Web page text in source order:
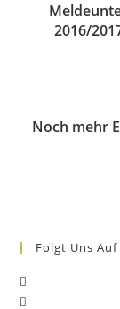
2016/
Noch mehr
Folgt Uns Auf